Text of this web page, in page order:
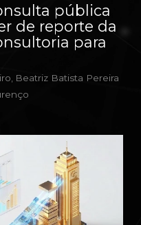
pública
de reporte da
para
Beatriz Batista Pereira